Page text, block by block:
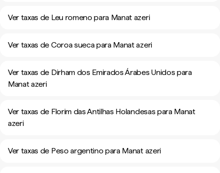
Ver taxas de Leu romeno para Manat azeri
Ver taxas de Coroa sueca para Manat azeri
Ver taxas de Dirham dos Emirados Árabes Unidos para
Manat azeri
Ver taxas de Florim das Antilhas Holandesas para Manat
azeri
Ver taxas de Peso argentino para Manat azeri